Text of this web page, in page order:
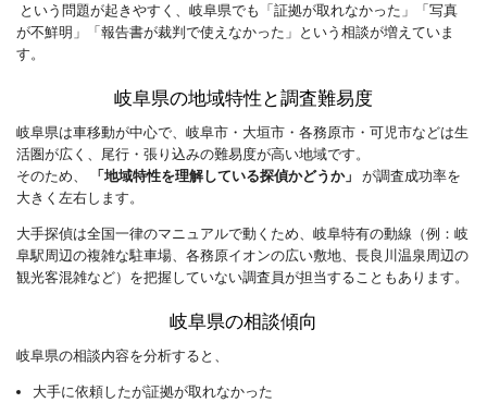
​ という問題が起きやすく、岐阜県でも「証拠が取れなかった」「写真
が不鮮明」「報告書が裁判で使えなかった」という相談が増えていま
す。
岐阜県の地域特性と調査難易度
岐阜県は車移動が中心で、岐阜市・大垣市・各務原市・可児市などは生
活圏が広く、尾行・張り込みの難易度が高い地域です。
そのため、
「地域特性を理解している探偵かどうか」
が調査成功率を
大きく左右します。
大手探偵は全国一律のマニュアルで動くため、岐阜特有の動線（例：岐
阜駅周辺の複雑な駐車場、各務原イオンの広い敷地、長良川温泉周辺の
観光客混雑など）を把握していない調査員が担当することもあります。
岐阜県の相談傾向
岐阜県の相談内容を分析すると、
大手に依頼したが証拠が取れなかった